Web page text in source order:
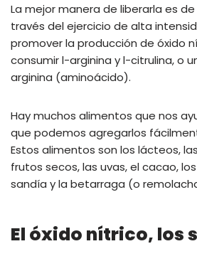
La mejor manera de liberarla es
través del ejercicio de alta
promover la producción de óxido
consumir l-arginina y l-citrulina, o
arginina (aminoácido).
Hay muchos alimentos que nos
que podemos agregarlos
Estos alimentos son los lácteos,
frutos secos, las uvas, el cacao,
sandía y la betarraga (o
El óxido nítrico, los